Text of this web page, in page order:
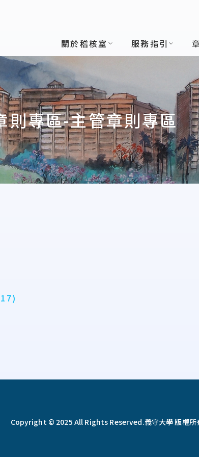
關於稽核室
服務指引
則專區-主管章則專區
Copyright © 2025 All Rights Reserved.義守大學 版權所